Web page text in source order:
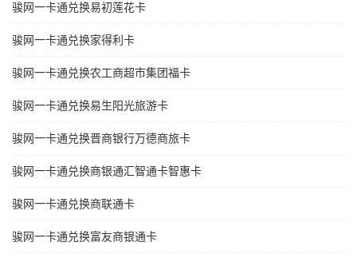
骏网一卡通兑换易初莲花卡
骏网一卡通兑换家得利卡
骏网一卡通兑换农工商超市集团福卡
骏网一卡通兑换易生阳光旅游卡
骏网一卡通兑换晋商银行万德商旅卡
骏网一卡通兑换商银通汇智通卡智惠卡
骏网一卡通兑换商联通卡
骏网一卡通兑换富友商银通卡